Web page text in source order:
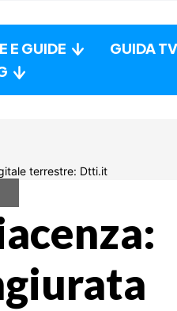
E GUIDE GUIDA TV